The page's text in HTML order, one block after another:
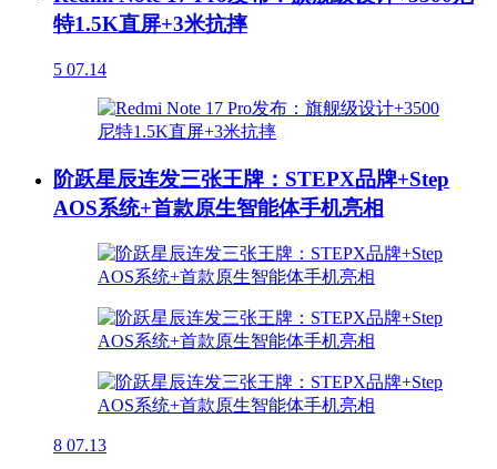
特1.5K直屏+3米抗摔
5 07.14
阶跃星辰连发三张王牌：STEPX品牌+Step
AOS系统+首款原生智能体手机亮相
8 07.13